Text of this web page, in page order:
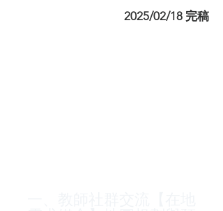
2025/02/18 完稿